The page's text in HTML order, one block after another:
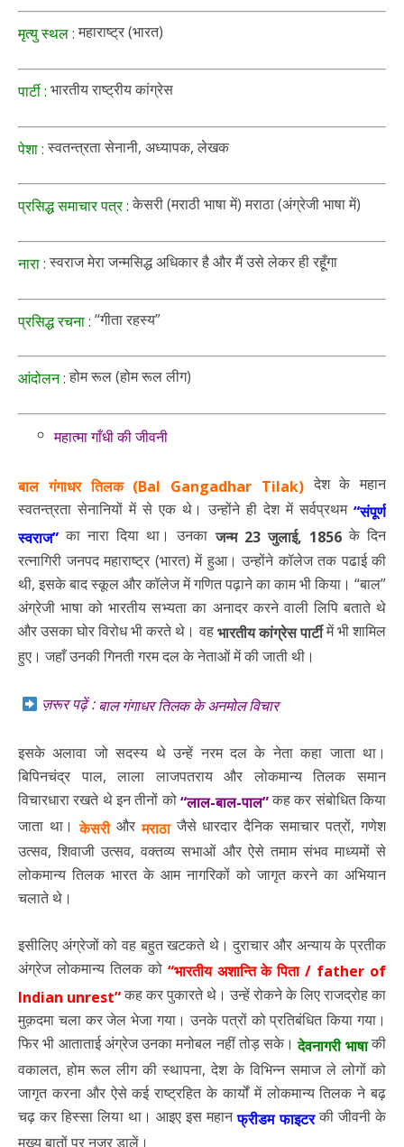
मृत्यु स्थल :महाराष्ट्र (भारत)
पार्टी : भारतीय राष्ट्रीय कांग्रेस
पेशा :स्वतन्त्रता सेनानी, अध्यापक, लेखक
प्रसिद्ध समाचार पत्र :केसरी (मराठी भाषा में) मराठा (अंग्रेजी भाषा में)
नारा :स्वराज मेरा जन्मसिद्ध अधिकार है और मैं उसे लेकर ही रहूँगा
प्रसिद्ध रचना : “गीता रहस्य”
आंदोलन :होम रूल (होम रूल लीग)
महात्मा गाँधी की जीवनी
बाल गंगाधर तिलक (Bal Gangadhar Tilak)देश के महान
स्वतन्त्रता सेनानियों में से एक थे। उन्होंने ही देश में सर्वप्रथम “संपूर्ण
स्वराज” का नारा दिया था। उनकाजन्म 23 जुलाई, 1856के दिन
रत्नागिरी जनपद महाराष्ट्र (भारत) में हुआ। उन्होंने कॉलेज तक पढाई की
थी, इसके बाद स्कूल और कॉलेज में गणित पढ़ाने का काम भी किया। “बाल”
अंग्रेजी भाषा को भारतीय सभ्यता का अनादर करने वाली लिपि बताते थे
और उसका घोर विरोध भी करते थे। वहभारतीय कांग्रेस पार्टीमें भी शामिल
हुए। जहाँ उनकी गिनती गरम दल के नेताओं में की जाती थी।
ज़रूर पढ़ें :बाल गंगाधर तिलक के अनमोल विचार
इसके अलावा जो सदस्य थे उन्हें नरम दल के नेता कहा जाता था।
बिपिनचंद्र पाल, लाला लाजपतराय और लोकमान्य तिलक समान
विचारधारा रखते थे इन तीनों को“लाल-बाल-पाल”कह कर संबोधित किया
जाता था।केसरी औरमराठाजैसे धारदार दैनिक समाचार पत्रों, गणेश
उत्सव, शिवाजी उत्सव, वक्तव्य सभाओं और ऐसे तमाम संभव माध्यमों से
लोकमान्य तिलक भारत के आम नागरिकों को जागृत करने का अभियान
चलाते थे।
इसीलिए अंग्रेजों को वह बहुत खटकते थे। दुराचार और अन्याय के प्रतीक
अंग्रेज लोकमान्य तिलक को “भारतीय अशान्ति के पिता / father of
Indian unrest”कह कर पुकारते थे। उन्हें रोकने के लिए राजद्रोह का
मुक़दमा चला कर जेल भेजा गया। उनके पत्रों को प्रतिबंधित किया गया।
फिर भी आताताई अंग्रेज उनका मनोबल नहीं तोड़ सके। देवनागरी भाषाकी
वकालत, होम रूल लीग की स्थापना, देश के विभिन्न समाज ले लोगों को
जागृत करना और ऐसे कई राष्ट्रहित के कार्यों में लोकमान्य तिलक ने बढ़
चढ़ कर हिस्सा लिया था। आइए इस महानफ्रीडम फाइटरकी जीवनी के
मुख्य बातों पर नज़र डालें।